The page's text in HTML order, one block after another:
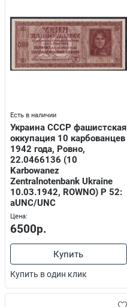
Есть в наличии
Украина СССР фашистская
оккупация 10 карбованцев
1942 года, Ровно,
22.0466136 (10
Karbowanez
Zentralnotenbank Ukraine
10.03.1942, ROWNO) P 52:
aUNC/UNC
Цена:
6500р.
Купить
Купить в один клик